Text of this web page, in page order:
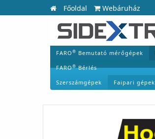
Főoldal Webáruház
FARO® Bemutató mérőgépek
FARO®Bérlés
Szerszámgépek
Faipari gépek